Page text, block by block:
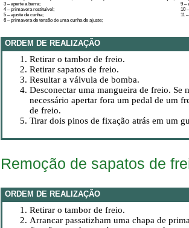
3 – aperte a barra;
4 – primavera restituível;
5 – ajuste de cunha;
6 – primavera de tensão de uma cunha de ajuste;
9 –
10
11
ORDEM DE REALIZAÇÃO
Retirar o tambor de freio.
Retirar sapatos de freio.
Resultar a válvula de bomba.
Desconectar uma mangueira de freio.
necessário apertar fora um pedal de um
de freio.
Tirar dois pinos de fixação atrás em um
Remoção de sapatos de
ORDEM DE REALIZAÇÃO
Retirar o tambor de freio.
Arrancar passatizham uma chapa de